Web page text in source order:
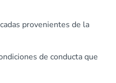
provenientes de la
de conducta que